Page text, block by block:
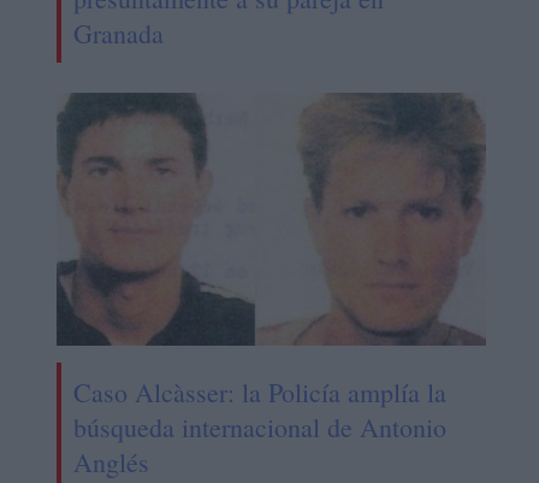
Granada
Caso Alcàsser: la Policía amplía la
búsqueda internacional de Antonio
Anglés